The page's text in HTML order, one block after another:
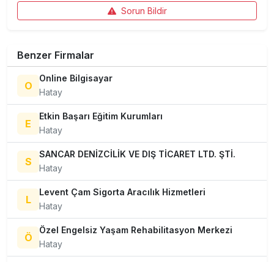
Sorun Bildir
Benzer Firmalar
O
Online Bilgisayar
Hatay
E
Etkin Başarı Eğitim Kurumları
Hatay
S
SANCAR DENİZCİLİK VE DIŞ TİCARET LTD. ŞTİ.
Hatay
L
Levent Çam Sigorta Aracılık Hizmetleri
Hatay
Ö
Özel Engelsiz Yaşam Rehabilitasyon Merkezi
Hatay